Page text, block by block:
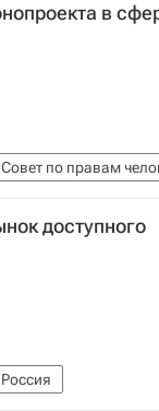
в
Совет по правам
доступного
Россия